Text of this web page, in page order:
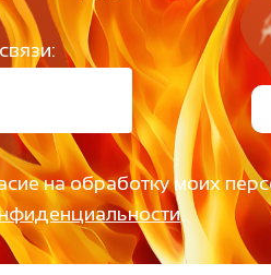
на обработку моих
.